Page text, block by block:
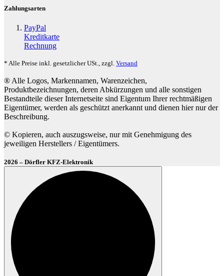
Zahlungsarten
PayPal
Kreditkarte
Rechnung
* Alle Preise inkl. gesetzlicher USt., zzgl. Versand
® Alle Logos, Markennamen, Warenzeichen,
Produktbezeichnungen, deren Abkürzungen und alle sonstigen
Bestandteile dieser Internetseite sind Eigentum Ihrer rechtmäßigen
Eigentümer, werden als geschützt anerkannt und dienen hier nur der
Beschreibung.
© Kopieren, auch auszugsweise, nur mit Genehmigung des
jeweiligen Herstellers / Eigentümers.
2026 – Dörfler KFZ-Elektronik